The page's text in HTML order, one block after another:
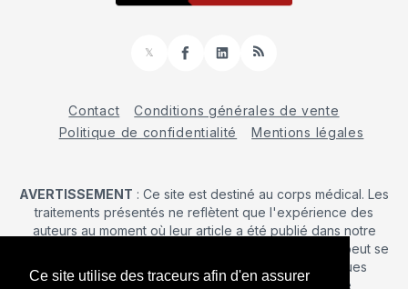
Ce site utilise des traceurs afin d'en assurer
𝕏
FacebookLinkedInRSS
Contact
Conditions générales de vente
Politique de confidentialité
Mentions légales
AVERTISSEMENT : Ce site est destiné au corps médical. Les
traitements présentés ne reflètent que l'expérience des
auteurs au moment où leur article a été publié dans notre
journal. La décision d’une intervention chirurgicale ne peut se
prendre qu'après un examen clinique. Les techniques
publiées ici ne sauraient justifier une quelconque